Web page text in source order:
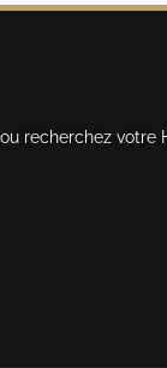
recherchez